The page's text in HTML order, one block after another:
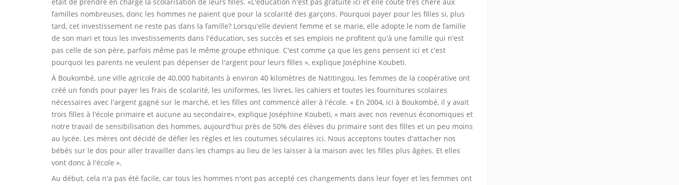
familles nombreuses, donc les hommes ne paient que pour la scolarité des garçons. Pourquoi payer pour les filles si, plus
tard, cet investissement ne reste pas dans la famille? Lorsqu'elle devient femme et se marie, elle adopte le nom de famille
de son mari et tous les investissements dans l'éducation, ses succès et ses emplois ne profitent qu'à une famille qui n'est
pas celle de son père, parfois même pas le même groupe ethnique. C'est comme ça que les gens pensent ici et c'est
pourquoi les parents ne veulent pas dépenser de l'argent pour leurs filles », explique Joséphine Koubeti.
À Boukombé, une ville agricole de 40.000 habitants à environ 40 kilomètres de Natitingou, les femmes de la coopérative ont
créé un fonds pour payer les frais de scolarité, les uniformes, les livres, les cahiers et toutes les fournitures scolaires
nécessaires avec l'argent gagné sur le marché, et les filles ont commencé aller à l'école. « En 2004, ici à Boukombé, il y avait
trois filles à l'école primaire et aucune au secondaire», explique Joséphine Koubeti, « mais avec nos revenus économiques et
notre travail de sensibilisation des hommes, aujourd'hui près de 50% des élèves du primaire sont des filles et un peu moins
au lycée. Les mères ont décidé de défier les règles et les coutumes séculaires ici. Nous acceptons toutes d'attacher nos
bébés sur le dos pour aller travailler dans les champs au lieu de les laisser à la maison avec les filles plus âgées. Et elles
vont donc à l'école ».
Au début, cela n'a pas été facile, car tous les hommes n'ont pas accepté ces changements dans leur foyer et les femmes ont